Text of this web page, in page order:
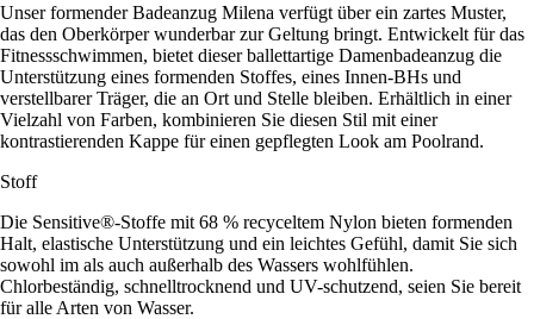
Unser formender Badeanzug Milena verfügt über ein zartes Muster,
das den Oberkörper wunderbar zur Geltung bringt. Entwickelt für das
Fitnessschwimmen, bietet dieser ballettartige Damenbadeanzug die
Unterstützung eines formenden Stoffes, eines Innen-BHs und
verstellbarer Träger, die an Ort und Stelle bleiben. Erhältlich in einer
Vielzahl von Farben, kombinieren Sie diesen Stil mit einer
kontrastierenden Kappe für einen gepflegten Look am Poolrand.
Stoff
Die Sensitive®-Stoffe mit 68 % recyceltem Nylon bieten formenden
Halt, elastische Unterstützung und ein leichtes Gefühl, damit Sie sich
sowohl im als auch außerhalb des Wassers wohlfühlen.
Chlorbeständig, schnelltrocknend und UV-schutzend, seien Sie bereit
für alle Arten von Wasser.